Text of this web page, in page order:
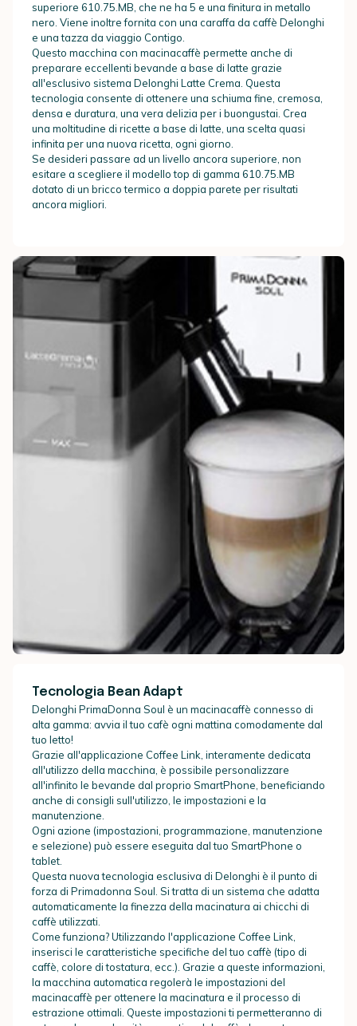
superiore 610.75.MB, che ne ha 5 e una finitura in metallo
nero. Viene inoltre fornita con una caraffa da caffè Delonghi
e una tazza da viaggio Contigo.
Questo macchina con macinacaffè permette anche di
preparare eccellenti bevande a base di latte grazie
all'esclusivo sistema Delonghi Latte Crema. Questa
tecnologia consente di ottenere una schiuma fine, cremosa,
densa e duratura, una vera delizia per i buongustai. Crea
una moltitudine di ricette a base di latte, una scelta quasi
infinita per una nuova ricetta, ogni giorno.
Se desideri passare ad un livello ancora superiore, non
esitare a scegliere il modello top di gamma 610.75.MB
dotato di un bricco termico a doppia parete per risultati
ancora migliori.
Tecnologia Bean Adapt
Delonghi PrimaDonna Soul è un macinacaffè connesso di
alta gamma: avvia il tuo cafè ogni mattina comodamente dal
tuo letto!
Grazie all'applicazione Coffee Link, interamente dedicata
all'utilizzo della macchina, è possibile personalizzare
all'infinito le bevande dal proprio SmartPhone, beneficiando
anche di consigli sull'utilizzo, le impostazioni e la
manutenzione.
Ogni azione (impostazioni, programmazione, manutenzione
e selezione) può essere eseguita dal tuo SmartPhone o
tablet.
Questa nuova tecnologia esclusiva di Delonghi è il punto di
forza di Primadonna Soul. Si tratta di un sistema che adatta
automaticamente la finezza della macinatura ai chicchi di
caffè utilizzati.
Come funziona? Utilizzando l'applicazione Coffee Link,
inserisci le caratteristiche specifiche del tuo caffè (tipo di
caffè, colore di tostatura, ecc.). Grazie a queste informazioni,
la macchina automatica regolerà le impostazioni del
macinacaffè per ottenere la macinatura e il processo di
estrazione ottimali. Queste impostazioni ti permetteranno di